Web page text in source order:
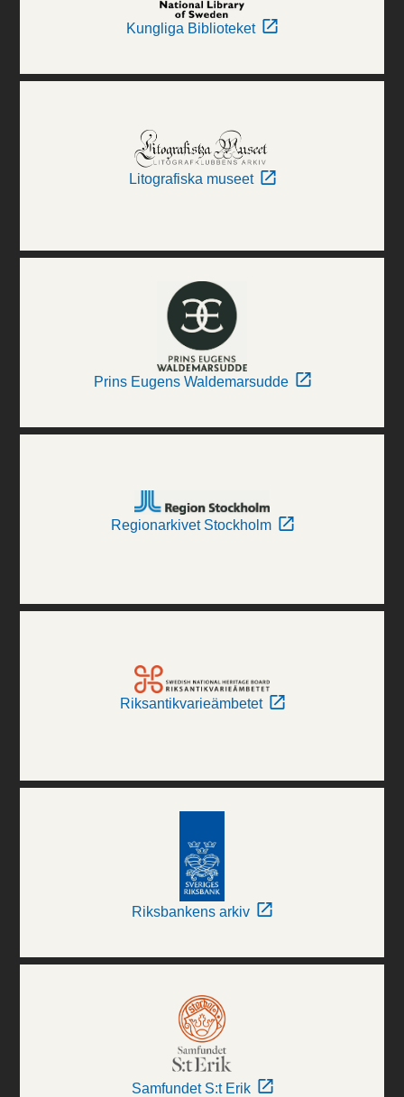
Kungliga Biblioteket
Litografiska museet
Prins Eugens Waldemarsudde
Regionarkivet Stockholm
Riksantikvarieämbetet
Riksbankens arkiv
Samfundet S:t Erik